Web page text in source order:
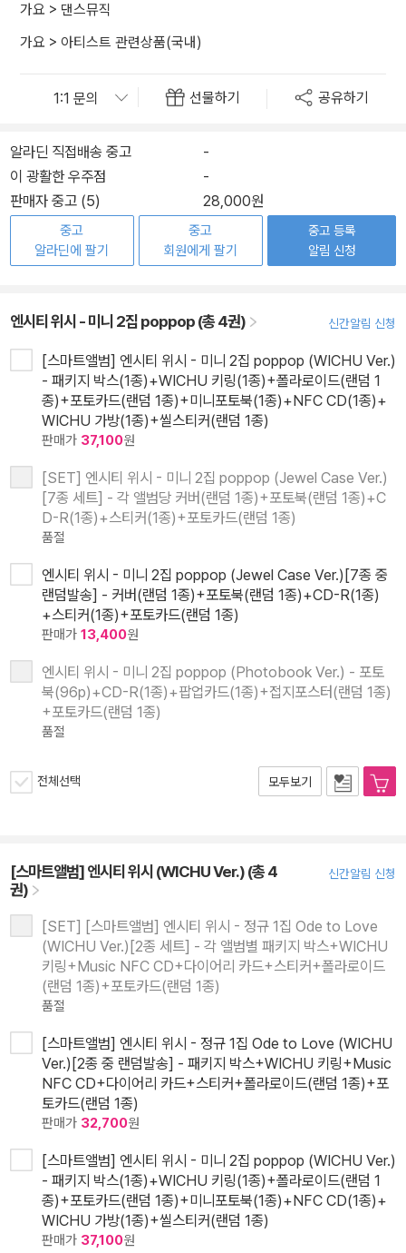
가요 > 댄스뮤직
가요 > 아티스트 관련상품(국내)
선물하기 공유하기
알라딘 직접배송 중고
-
이 광활한 우주점
-
판매자 중고 (5)
28,000원
중고
알라딘에 팔기
중고
회원에게 팔기
중고 등록
알림 신청
엔시티 위시 - 미니 2집 poppop (총 4권) 신간알림 신청
[스마트앨범] 엔시티 위시 - 미니 2집 poppop (WICHU Ver.)
- 패키지 박스(1종)+WICHU 키링(1종)+폴라로이드(랜덤 1
종)+포토카드(랜덤 1종)+미니포토북(1종)+NFC CD(1종)+
WICHU 가방(1종)+씰스티커(랜덤 1종)
판매가 37,100원
[SET] 엔시티 위시 - 미니 2집 poppop (Jewel Case Ver.)
[7종 세트] - 각 앨범당 커버(랜덤 1종)+포토북(랜덤 1종)+C
D-R(1종)+스티커(1종)+포토카드(랜덤 1종)
품절
엔시티 위시 - 미니 2집 poppop (Jewel Case Ver.)[7종 중
랜덤발송] - 커버(랜덤 1종)+포토북(랜덤 1종)+CD-R(1종)
+스티커(1종)+포토카드(랜덤 1종)
판매가 13,400원
엔시티 위시 - 미니 2집 poppop (Photobook Ver.) - 포토
북(96p)+CD-R(1종)+팝업카드(1종)+접지포스터(랜덤 1종)
+포토카드(랜덤 1종)
품절
전체선택 모두보기
[스마트앨범] 엔시티 위시 (WICHU Ver.) (총 4
권)
신간알림 신청
[SET] [스마트앨범] 엔시티 위시 - 정규 1집 Ode to Love
(WICHU Ver.)[2종 세트] - 각 앨범별 패키지 박스+WICHU
키링+Music NFC CD+다이어리 카드+스티커+폴라로이드
(랜덤 1종)+포토카드(랜덤 1종)
품절
[스마트앨범] 엔시티 위시 - 정규 1집 Ode to Love (WICHU
Ver.)[2종 중 랜덤발송] - 패키지 박스+WICHU 키링+Music
NFC CD+다이어리 카드+스티커+폴라로이드(랜덤 1종)+포
토카드(랜덤 1종)
판매가 32,700원
[스마트앨범] 엔시티 위시 - 미니 2집 poppop (WICHU Ver.)
- 패키지 박스(1종)+WICHU 키링(1종)+폴라로이드(랜덤 1
종)+포토카드(랜덤 1종)+미니포토북(1종)+NFC CD(1종)+
WICHU 가방(1종)+씰스티커(랜덤 1종)
판매가 37,100원